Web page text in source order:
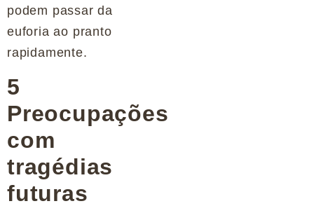
podem passar da
euforia ao pranto
rapidamente.
5
Preocupações
com
tragédias
futuras